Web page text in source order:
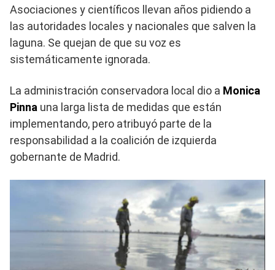
Asociaciones y científicos llevan años pidiendo a
las autoridades locales y nacionales que salven la
laguna. Se quejan de que su voz es
sistemáticamente ignorada.
La administración conservadora local dio a Monica
Pinna una larga lista de medidas que están
implementando, pero atribuyó parte de la
responsabilidad a la coalición de izquierda
gobernante de Madrid.